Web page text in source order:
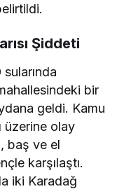
Şiddeti
bir
geldi. Kamu
üzerine olay
baş ve el
karşılaştı.
iki Karadağ